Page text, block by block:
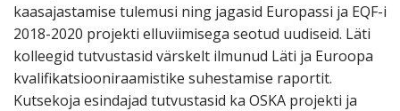
kaasajastamise tulemusi ning jagasid Europassi ja EQF-i
2018-2020 projekti elluviimisega seotud uudiseid. Läti
kolleegid tutvustasid värskelt ilmunud Läti ja Euroopa
kvalifikatsiooniraamistike suhestamise raportit.
Kutsekoja esindajad tutvustasid ka OSKA projekti ja